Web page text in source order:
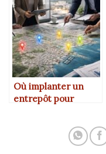
moyenne ?
Où implanter un
entrepôt pour